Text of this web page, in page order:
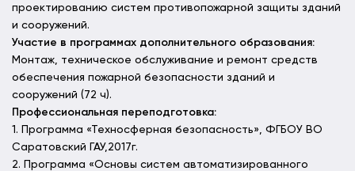
проектированию систем противопожарной защиты зданий
и сооружений.
Участие в программах дополнительного образования:
Монтаж, техническое обслуживание и ремонт средств
обеспечения пожарной безопасности зданий и
сооружений (72 ч).
Профессиональная переподготовка:
1. Программа «Техносферная безопасность», ФГБОУ ВО
Саратовский ГАУ,2017г.
2. Программа «Основы систем автоматизированного